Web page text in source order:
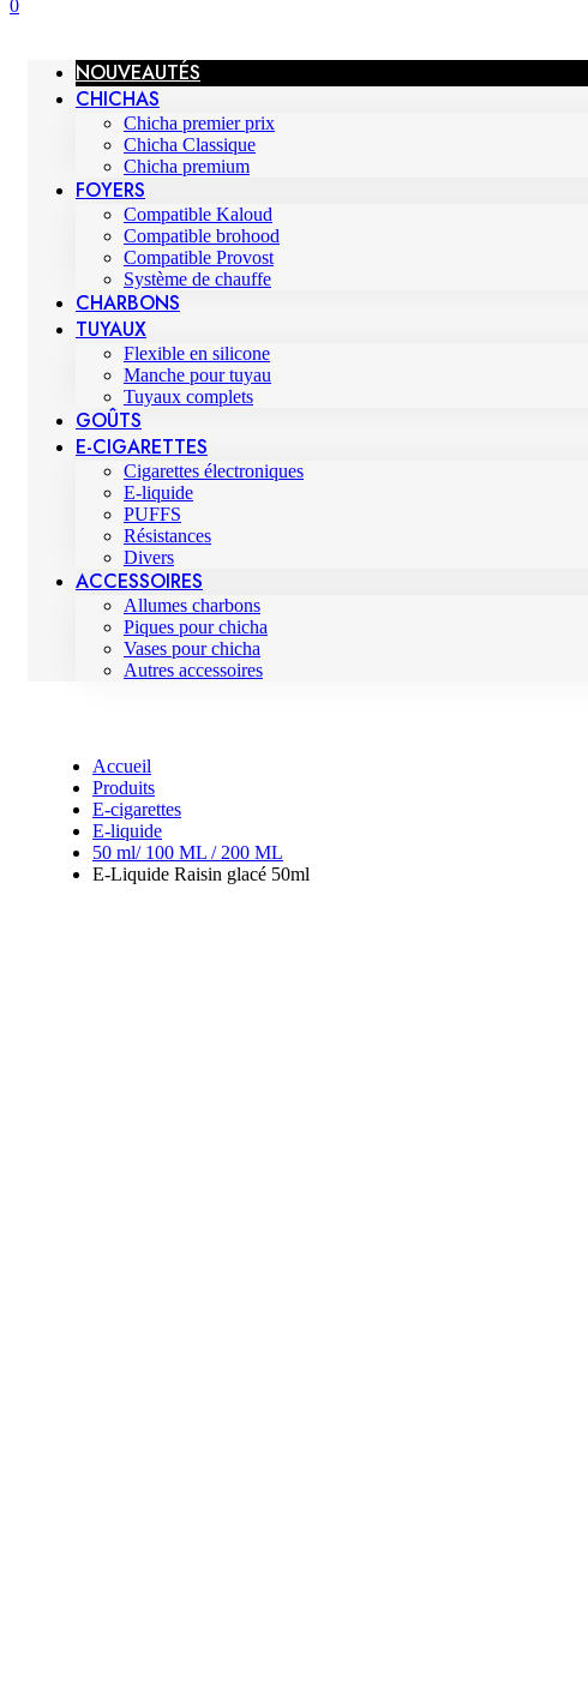
0
NOUVEAUTÉS
CHICHAS
Chicha premier prix
Chicha Classique
Chicha premium
FOYERS
Compatible Kaloud
Compatible brohood
Compatible Provost
Système de chauffe
CHARBONS
TUYAUX
Flexible en silicone
Manche pour tuyau
Tuyaux complets
GOÛTS
E-CIGARETTES
Cigarettes électroniques
E-liquide
PUFFS
Résistances
Divers
ACCESSOIRES
Allumes charbons
Piques pour chicha
Vases pour chicha
Autres accessoires
Accueil
Produits
E-cigarettes
E-liquide
50 ml/ 100 ML / 200 ML
E-Liquide Raisin glacé 50ml